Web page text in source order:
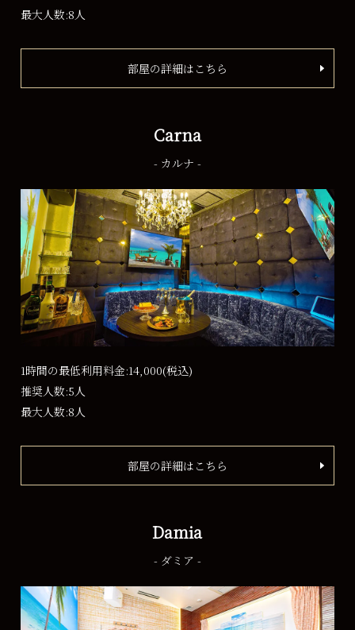
最大人数:8人
部屋の詳細はこちら
Carna
- カルナ -
1時間の最低利用料金:14,000(税込)
推奨人数:5人
最大人数:8人
部屋の詳細はこちら
Damia
- ダミア -